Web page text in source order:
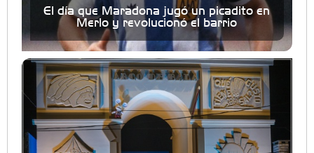
El día que Maradona jugó un picadito en
Merlo y revolucionó el barrio